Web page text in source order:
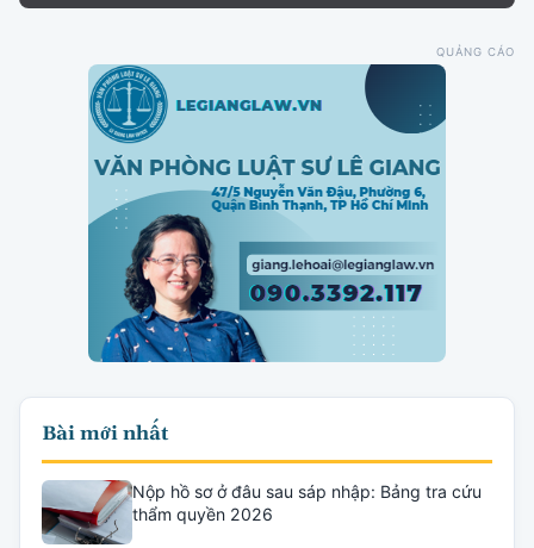
QUẢNG CÁO
Bài mới nhất
Nộp hồ sơ ở đâu sau sáp nhập: Bảng tra cứu
thẩm quyền 2026